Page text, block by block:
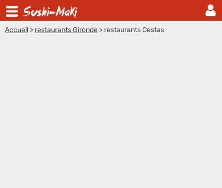
Accueil > restaurants Gironde > restaurants Cestas